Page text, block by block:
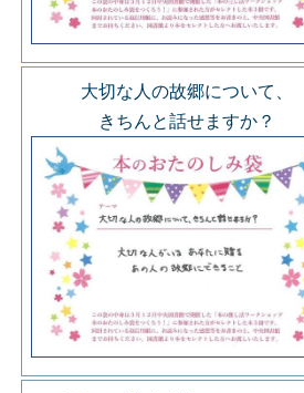
大切な人の故郷について、
きちんと話せますか？